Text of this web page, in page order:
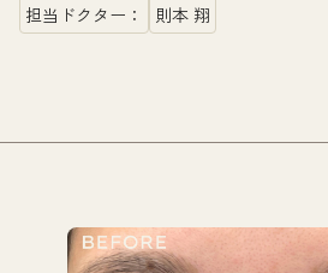
担当ドクター： 則本 翔